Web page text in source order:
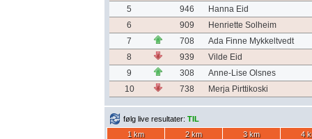
5
946
Hanna Eid
6
909
Henriette Solheim
7
708
Ada Finne Mykkeltvedt
8
939
Vilde Eid
9
308
Anne-Lise Olsnes
10
738 Merja Pirttikoski
følg live resultater: TIL
1 km
2 km 3 km 4